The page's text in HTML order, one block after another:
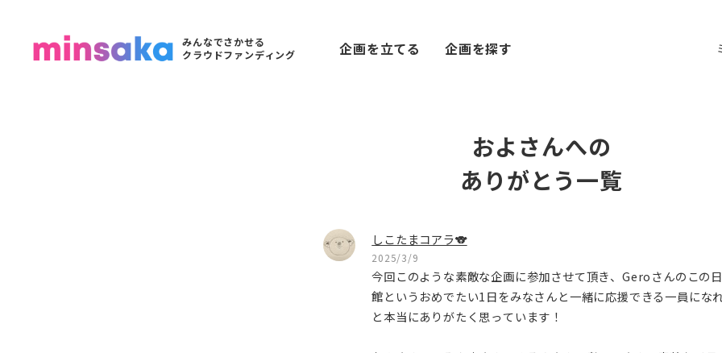
みんなでさかせる
クラウドファンディング
企画を立てる 企画を探す
およさんへの
ありがとう一覧
しこたまコアラ🐨
2025/3/9
今回このような素敵な企画に参加させて頂き、Geroさんのこの
館というおめでたい1日をみなさんと一緒に応援できる一員にな
と本当にありがたく思っています！